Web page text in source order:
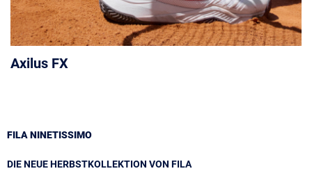
Axilus FX
FILA NINETISSIMO
DIE NEUE HERBSTKOLLEKTION VON FILA